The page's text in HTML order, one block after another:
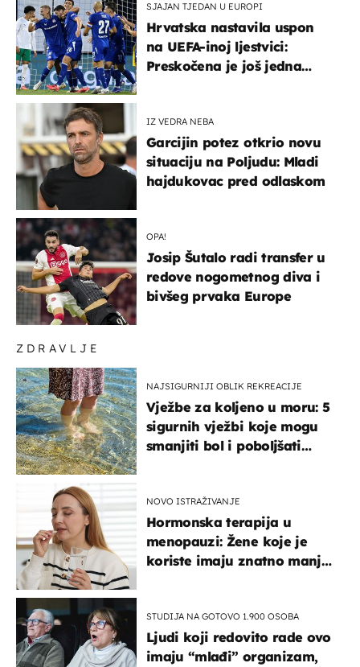
ZDRAVLJE
NAJSIGURNIJI OBLIK REKREACIJE
Vježbe za koljeno u moru: 5
sigurnih vježbi koje mogu
smanjiti bol i poboljšati
NOVO ISTRAŽIVANJE
Hormonska terapija u
menopauzi: Žene koje je
koriste imaju znatno manji
STUDIJA NA GOTOVO 1.900 OSOBA
Ljudi koji redovito rade ovo
imaju “mlađi” organizam,
SJAJAN TJEDAN U EUROPI
Hrvatska nastavila uspon
na UEFA-inoj ljestvici:
Preskočena je još jedna
IZ VEDRA NEBA
Garcijin potez otkrio novu
situaciju na Poljudu: Mladi
hajdukovac pred odlaskom
OPA!
Josip Šutalo radi transfer u
redove nogometnog diva i
bivšeg prvaka Europe